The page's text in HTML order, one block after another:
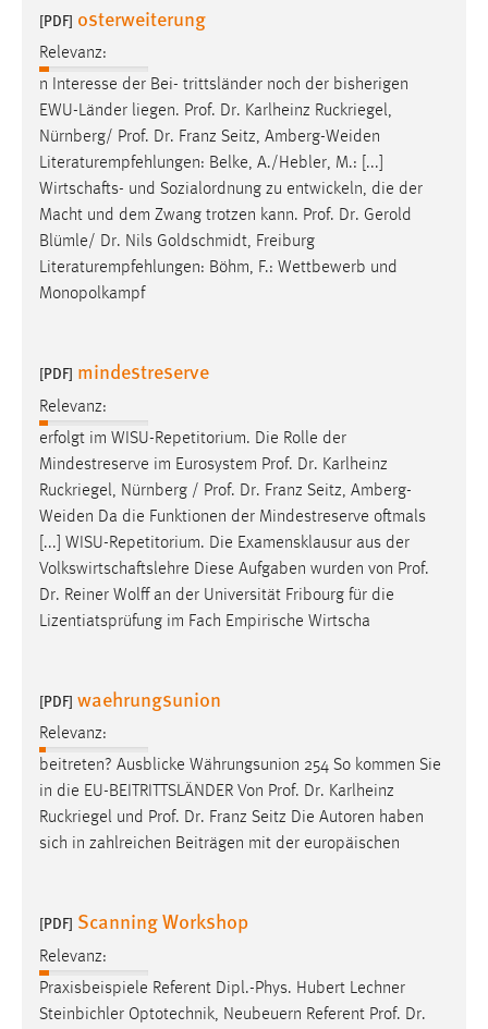
[PDF] osterweiterung
Relevanz:
n Interesse der Bei- trittsländer noch der bisherigen
EWU-Länder liegen. Prof. Dr. Karlheinz Ruckriegel,
Nürnberg/ Prof. Dr. Franz Seitz, Amberg-Weiden
Literaturempfehlungen: Belke, A./Hebler, M.: [...]
Wirtschafts- und Sozialordnung zu entwickeln, die der
Macht und dem Zwang trotzen kann. Prof. Dr. Gerold
Blümle/ Dr. Nils Goldschmidt, Freiburg
Literaturempfehlungen: Böhm, F.: Wettbewerb und
Monopolkampf
[PDF] mindestreserve
Relevanz:
erfolgt im WISU-Repetitorium. Die Rolle der
Mindestreserve im Eurosystem Prof. Dr. Karlheinz
Ruckriegel, Nürnberg / Prof. Dr. Franz Seitz, Amberg-
Weiden Da die Funktionen der Mindestreserve oftmals
[...] WISU-Repetitorium. Die Examensklausur aus der
Volkswirtschaftslehre Diese Aufgaben wurden von Prof.
Dr. Reiner Wolff an der Universität Fribourg für die
Lizentiatsprüfung im Fach Empirische Wirtscha
[PDF] waehrungsunion
Relevanz:
beitreten? Ausblicke Währungsunion 254 So kommen Sie
in die EU-BEITRITTSLÄNDER Von Prof. Dr. Karlheinz
Ruckriegel und Prof. Dr. Franz Seitz Die Autoren haben
sich in zahlreichen Beiträgen mit der europäischen
[PDF] Scanning Workshop
Relevanz:
Praxisbeispiele Referent Dipl.-Phys. Hubert Lechner
Steinbichler Optotechnik, Neubeuern Referent Prof. Dr.
Zweck:
Zugriffsstatistik
Cookie Laufzeit:
Max. 13 Monate
MARKETING
Marketing Cookies werden von Drittanbietern
verwendet, um personalisierte Werbung anzuzeigen.
Sie tun dies, indem sie Besucher über Websites
Google Ads
Name:
_gcl_au
Anbieter:
Google Ireland Limited
Zweck:
Conversion-Tracking
Cookie Laufzeit:
3 Monate
Facebook Pixel
Name:
_fbp
Anbieter:
Facebook
Cookie Laufzeit:
3 Monate